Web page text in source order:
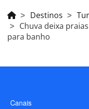
Destinos
Chuva deixa
para banho
Canais